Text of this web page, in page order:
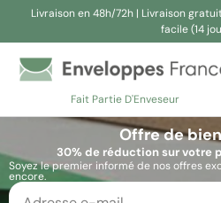
Livraison en 48h/72h | Livraison
facile (14
Fait Partie D'Enveseur
Recherche
Rechercher Offre de
30% de réduction sur votre
Soyez le premier informé de nos offres
encore.